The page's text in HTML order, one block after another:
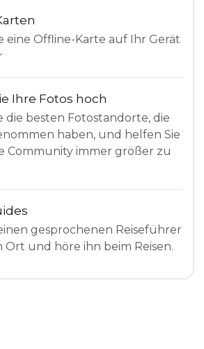
eine Offline-Karte auf Ihr Gerät
Ihre Fotos hoch
die besten Fotostandorte, die
haben, und helfen Sie
Community immer größer zu
gesprochenen Reiseführer
Ort und höre ihn beim Reisen.